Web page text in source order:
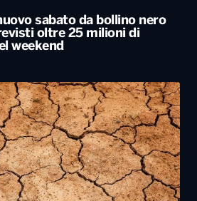
nel 60% del territorio
l’irrigazione alle stelle